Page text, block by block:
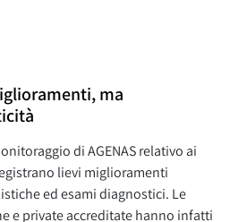
ma
di AGENAS relativo ai
lievi miglioramenti
ed esami diagnostici. Le
e private accreditate hanno infatti